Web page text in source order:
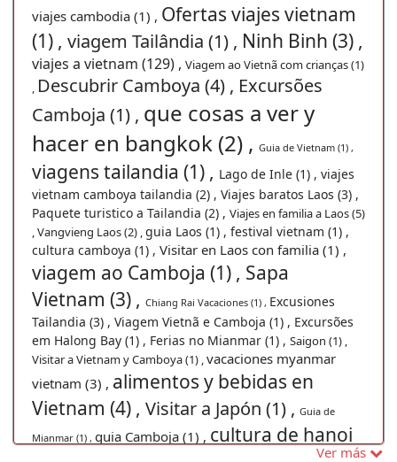
viajes cambodia (1) , Ofertas viajes vietnam
(1) , viagem Tailândia (1) , Ninh Binh (3) ,
viajes a vietnam (129) , Viagem ao Vietnã com crianças (1)
Descubrir Camboya (4) , Excursões
Camboja (1) , que cosas a ver y
hacer en bangkok (2) , Guia de Vietnam (1) ,
viagens tailandia (1) , Lago de Inle (1) , viajes
vietnam camboya tailandia (2) , Viajes baratos Laos (3) ,
Paquete turistico a Tailandia (2) , Viajes en familia a Laos (5)
Vangvieng Laos (2) , guia Laos (1) , festival vietnam (1) ,
cultura camboya (1) , Visitar en Laos con familia (1) ,
viagem ao Camboja (1) , Sapa
Vietnam (3) , Chiang Rai Vacaciones (1) , Excusiones
Tailandia (3) , Viagem Vietnã e Camboja (1) , Excursões
em Halong Bay (1) , Ferias no Mianmar (1) , Saigon (1) ,
Visitar a Vietnam y Camboya (1) , vacaciones myanmar
vietnam (3) , alimentos y bebidas en
Vietnam (4) , Visitar a Japón (1) , Guia de
Mianmar (1) , guia Camboja (1) , cultura de hanoi
Ver más